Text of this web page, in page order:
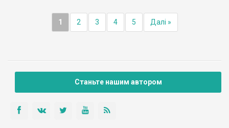
1 2 3 4 5 Далі »
Станьте нашим автором